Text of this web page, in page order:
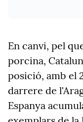
En canvi, pel
porcina,
posició, amb el
darrere de
Espanya